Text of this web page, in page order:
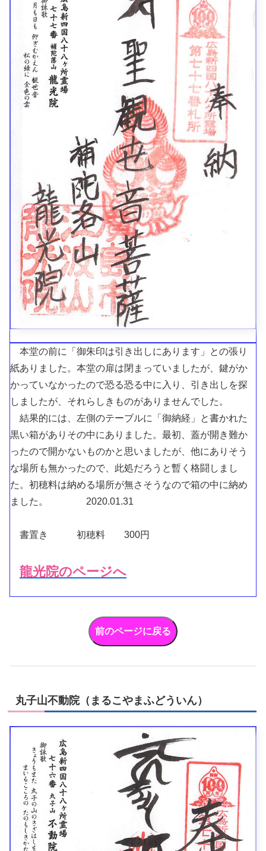
本堂の前に「御朱印は引き出しにあります」との張り
紙ありました。本堂の扉は閉まっていましたが、鍵がか
かっていなかったので恐る恐る中に入り、引き出しを探
しましたが、それらしきものがありませんでした。
結果的には、左側のテーブルに「御納経」と書かれた
黒い箱がありその中にありました。最初、蓋が開き難か
ったので開かないものかと思いましたが、他にありそう
な場所も無かったので、此処だろうと暫く格闘しまし
た。初穂料は納める場所が無さそうなので箱の中に納め
ました。 2020.01.31
書置き 初穂料 300円
龍光院のページへ
丸子山不動院（まるこやまふどういん）